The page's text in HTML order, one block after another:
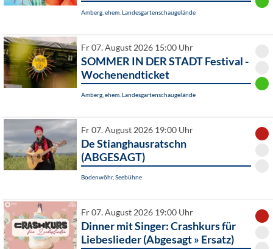
Amberg, ehem. Landesgartenschaugelände
Fr 07. August 2026 15:00 Uhr
SOMMER IN DER STADT Festival -
Wochenendticket
Amberg, ehem. Landesgartenschaugelände
Fr 07. August 2026 19:00 Uhr
De Stianghausratschn
(ABGESAGT)
Bodenwöhr, Seebühne
Fr 07. August 2026 19:00 Uhr
Dinner mit Singer: Crashkurs für
Liebeslieder (Abgesagt » Ersatz)